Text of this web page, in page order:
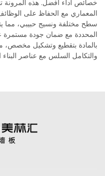
خصائص أداء أفضل. هذه المرونة
المعماري مع الحفاظ على
سطح مختلفة ونسيج حبيبي، مما
المحددة مع ضمان جودة مستمرة
بالمادة بتقطيع وتشكيل مخصص،
والتكامل السلس مع عناصر البناء